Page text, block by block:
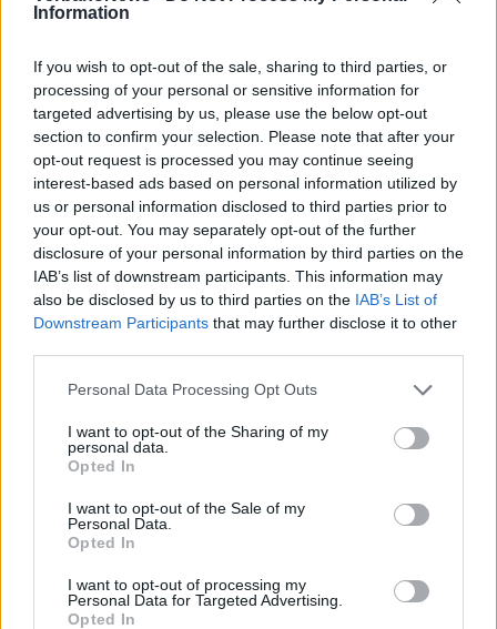
Information
If you wish to opt-out of the sale, sharing to third parties, or
processing of your personal or sensitive information for
targeted advertising by us, please use the below opt-out
section to confirm your selection. Please note that after your
opt-out request is processed you may continue seeing
interest-based ads based on personal information utilized by
us or personal information disclosed to third parties prior to
your opt-out. You may separately opt-out of the further
disclosure of your personal information by third parties on the
IAB’s list of downstream participants. This information may
also be disclosed by us to third parties on the IAB’s List of
Downstream Participants that may further disclose it to other
Personal Data Processing Opt Outs
I want to opt-out of the Sharing of my
personal data.
Opted In
I want to opt-out of the Sale of my
Personal Data.
Opted In
I want to opt-out of processing my
Personal Data for Targeted Advertising.
Opted In
LUINO
«Asfaltature e marciapiedi più
sicuri a Voldomino»